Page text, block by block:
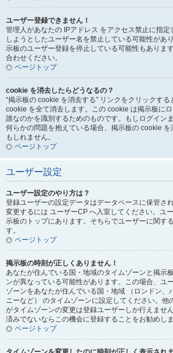
ユーザー登録できません！
管理人があなたの IPアドレス をアクセス禁止に指
しようとしたユーザー名を禁止している可能性があ
示板のユーザー登録を停止している可能性もありま
合わせください。
ページトップ
cookie を消去したらどうなるの？
“掲示板の cookie を消去する” リンクをクリックす
cookie を全て消去します。この cookie は掲示板に
誰なのかを識別するためのものです。もしログイン
何らかの問題を抱えている場合、掲示板の cookie
もしれません。
ページトップ
ユーザー設定
ユーザー設定のやり方は？
登録ユーザーの設定データはデータベースに保管さ
変更するには ユーザーCP へ入室してください。ユ
示板のトップにあります。そちらでユーザーに関す
す。
ページトップ
掲示板の時刻が正しくありません！
あなたが住んでいる国・地域のタイムゾーンと掲示
ンが異なっている可能性があります。この場合、ユ
ゾーンをあなたが住んでいる国・地域 （ロンドン、
ニーなど） のタイムゾーンに設定してください。他
がタイムゾーンの変更は登録ユーザーしか行えませ
済みでないならこの機会に登録することをお勧めしま
ページトップ